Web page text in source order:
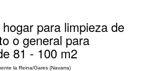
para limpieza de
o general para
81 - 100 m2
la Reina/Gares (Navarra)